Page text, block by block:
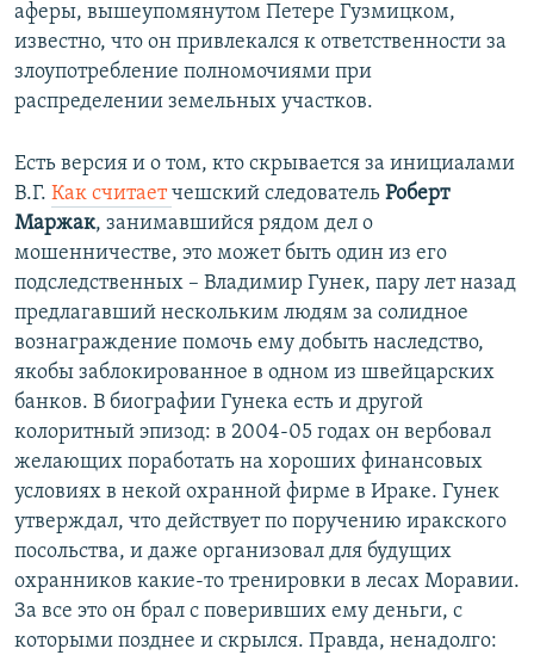
аферы, вышеупомянутом Петере Гузмицком,
известно, что он привлекался к ответственности за
злоупотребление полномочиями при
распределении земельных участков.
Есть версия и о том, кто скрывается за инициалами
В.Г. Как считаетчешский следователь Роберт
Маржак, занимавшийся рядом дел о
мошенничестве, это может быть один из его
подследственных – Владимир Гунек, пару лет назад
предлагавший нескольким людям за солидное
вознаграждение помочь ему добыть наследство,
якобы заблокированное в одном из швейцарских
банков. В биографии Гунека есть и другой
колоритный эпизод: в 2004-05 годах он вербовал
желающих поработать на хороших финансовых
условиях в некой охранной фирме в Ираке. Гунек
утверждал, что действует по поручению иракского
посольства, и даже организовал для будущих
охранников какие-то тренировки в лесах Моравии.
За все это он брал с поверивших ему деньги, с
которыми позднее и скрылся. Правда, ненадолго: